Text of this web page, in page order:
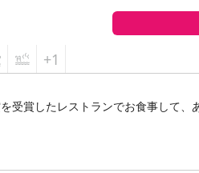
+1
受賞したレストランでお食事して、